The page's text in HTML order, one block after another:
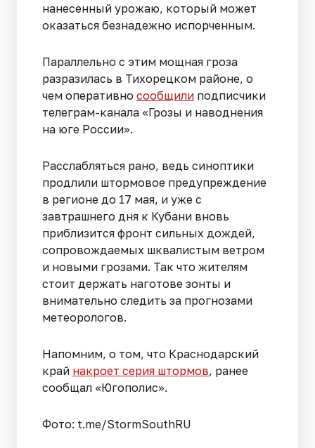
нанесенный урожаю, который может
оказаться безнадежно испорченным.
Параллельно с этим мощная гроза
разразилась в Тихорецком районе, о
чем оперативно сообщили подписчики
телеграм-канала «Грозы и наводнения
на юге России».
Расслабляться рано, ведь синоптики
продлили штормовое предупреждение
в регионе до 17 мая, и уже с
завтрашнего дня к Кубани вновь
приблизится фронт сильных дождей,
сопровождаемых шквалистым ветром
и новыми грозами. Так что жителям
стоит держать наготове зонты и
внимательно следить за прогнозами
метеорологов.
Напомним, о том, что Краснодарский
край накроет серия штормов, ранее
сообщал «Югополис».
Фото: t.me/StormSouthRU